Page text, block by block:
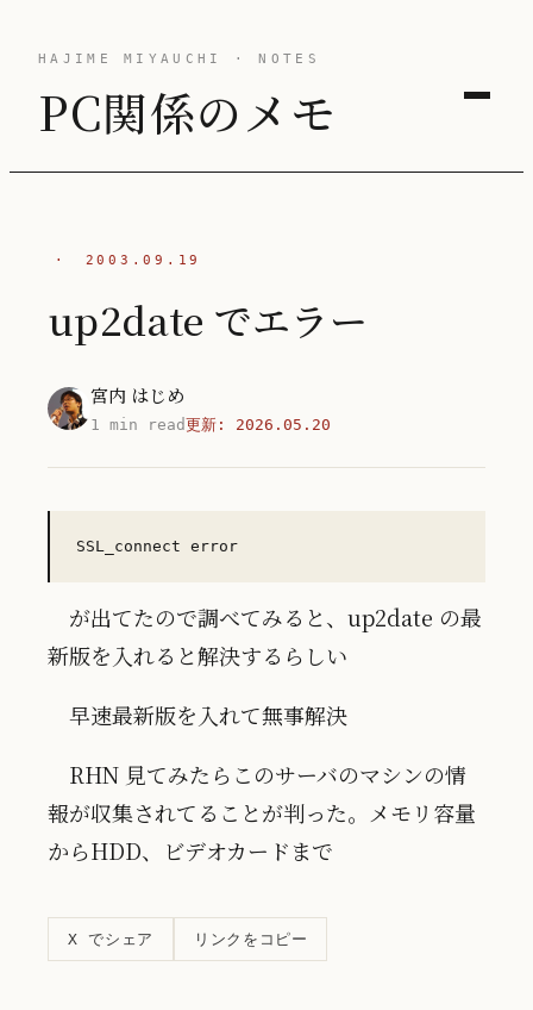
HAJIME MIYAUCHI · NOTES
PC関係のメモ
· 2003.09.19
up2date でエラー
宮内 はじめ
1 min read更新: 2026.05.20
が出てたので調べてみると、up2date の最
新版を入れると解決するらしい
早速最新版を入れて無事解決
RHN 見てみたらこのサーバのマシンの情
報が収集されてることが判った。メモリ容量
からHDD、ビデオカードまで
X でシェア リンクをコピー